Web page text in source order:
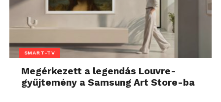
SMART-TV
Megérkezett a legendás Louvre-
gyűjtemény a Samsung Art Store-ba